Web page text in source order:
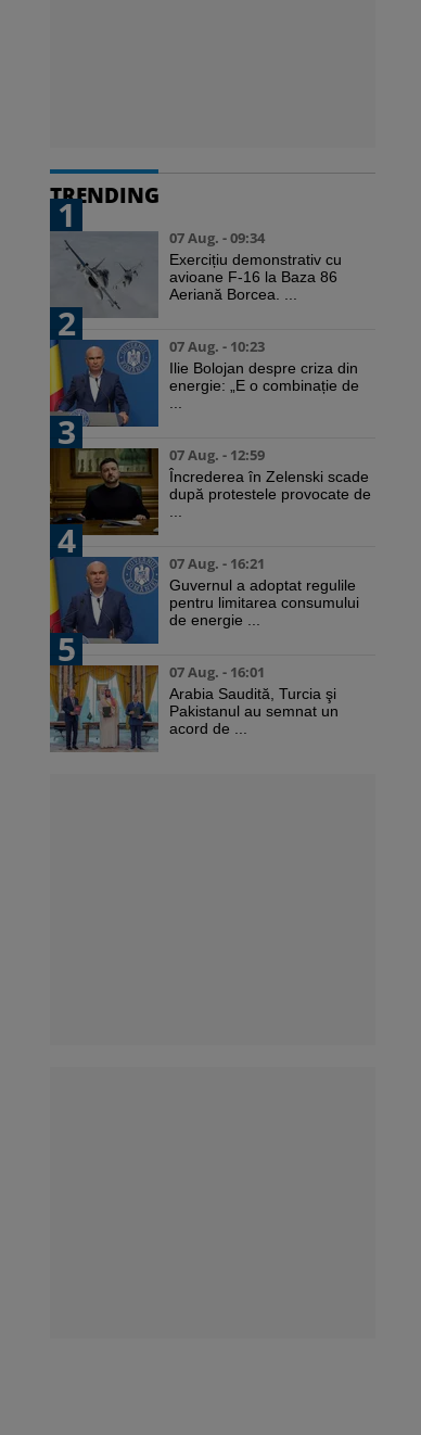
TRENDING
1
07 Aug. - 09:34
Exercițiu demonstrativ cu
avioane F-16 la Baza 86
Aeriană Borcea. ...
2
07 Aug. - 10:23
Ilie Bolojan despre criza din
energie: „E o combinație de
3
07 Aug. - 12:59
Încrederea în Zelenski scade
după protestele provocate de
4
07 Aug. - 16:21
Guvernul a adoptat regulile
pentru limitarea consumului
de energie ...
5
07 Aug. - 16:01
Arabia Saudită, Turcia şi
Pakistanul au semnat un
acord de ...